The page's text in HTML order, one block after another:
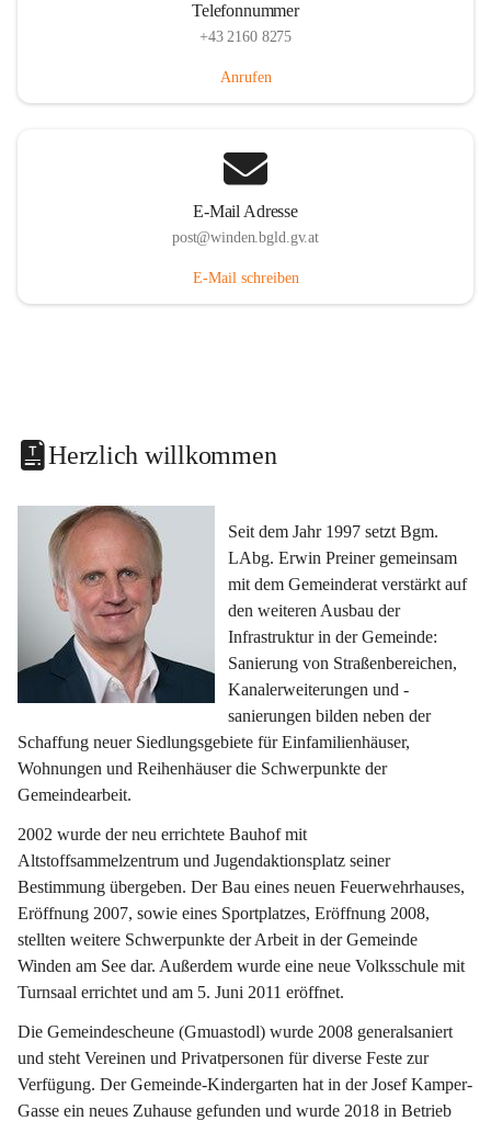
Telefonnummer
+43 2160 8275
Anrufen
E-Mail Adresse
post@winden.bgld.gv.at
E-Mail schreiben
Herzlich willkommen
Seit dem Jahr 1997 setzt Bgm.
LAbg. Erwin Preiner gemeinsam
mit dem Gemeinderat verstärkt auf
den weiteren Ausbau der
Infrastruktur in der Gemeinde:
Sanierung von Straßenbereichen,
Kanalerweiterungen und -
sanierungen bilden neben der
Schaffung neuer Siedlungsgebiete für Einfamilienhäuser,
Wohnungen und Reihenhäuser die Schwerpunkte der
Gemeindearbeit.
2002 wurde der neu errichtete Bauhof mit
Altstoffsammelzentrum und Jugendaktionsplatz seiner
Bestimmung übergeben. Der Bau eines neuen Feuerwehrhauses,
Eröffnung 2007, sowie eines Sportplatzes, Eröffnung 2008,
stellten weitere Schwerpunkte der Arbeit in der Gemeinde
Winden am See dar. Außerdem wurde eine neue Volksschule mit
Turnsaal errichtet und am 5. Juni 2011 eröffnet.
Die Gemeindescheune (Gmuastodl) wurde 2008 generalsaniert
und steht Vereinen und Privatpersonen für diverse Feste zur
Verfügung. Der Gemeinde-Kindergarten hat in der Josef Kamper-
Gasse ein neues Zuhause gefunden und wurde 2018 in Betrieb